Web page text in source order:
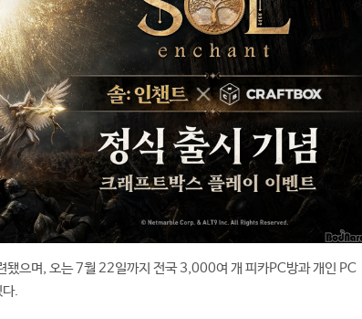
됐으며, 오는 7월 22일까지 전국 3,000여 개 피카PC방과 개인 PC
.